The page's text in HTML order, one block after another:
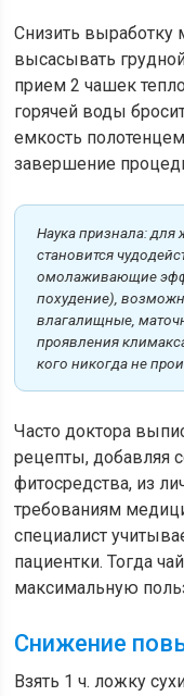
Снизить выработку
высасывать
прием 2 чашек
горячей воды
емкость
завершение
Наука признала:
становится
омолаживающие
похудение),
влагалищные,
проявления
кого никогда не
Часто доктора
рецепты, добавляя
фитосредства, из
требованиям
специалист
пациентки. Тогда
максимальную
Снижение
Взять 1 ч. ложку